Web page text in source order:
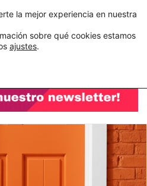
C&A México completa la implementación de su WMS en la nube
la mejor experiencia en nuestra
sobre qué cookies estamos
ajustes.